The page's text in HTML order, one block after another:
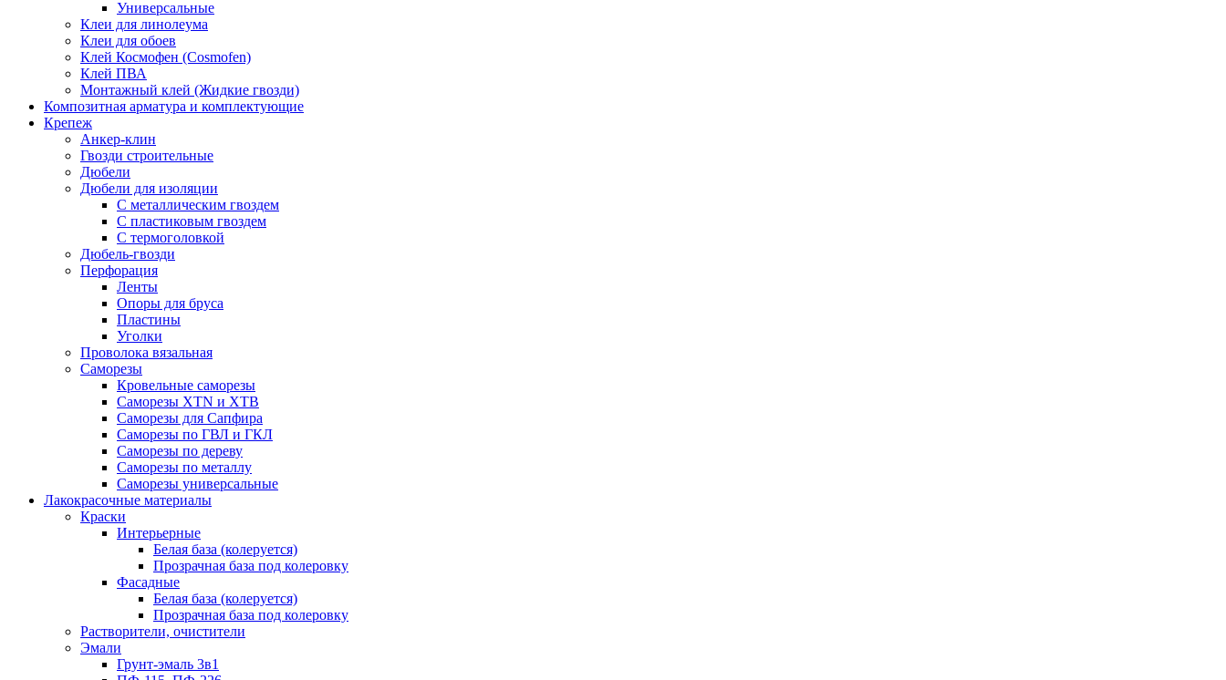
Универсальные
Клеи для линолеума
Клеи для обоев
Клей Космофен (Cosmofen)
Клей ПВА
Монтажный клей (Жидкие гвозди)
Композитная арматура и комплектующие
Крепеж
Анкер-клин
Гвозди строительные
Дюбели
Дюбели для изоляции
С металлическим гвоздем
С пластиковым гвоздем
С термоголовкой
Дюбель-гвозди
Перфорация
Ленты
Опоры для бруса
Пластины
Уголки
Проволока вязальная
Саморезы
Кровельные саморезы
Саморезы XTN и ХTB
Саморезы для Сапфира
Саморезы по ГВЛ и ГКЛ
Саморезы по дереву
Саморезы по металлу
Саморезы универсальные
Лакокрасочные материалы
Краски
Интерьерные
Белая база (колеруется)
Прозрачная база под колеровку
Фасадные
Белая база (колеруется)
Прозрачная база под колеровку
Растворители, очистители
Эмали
Грунт-эмаль 3в1